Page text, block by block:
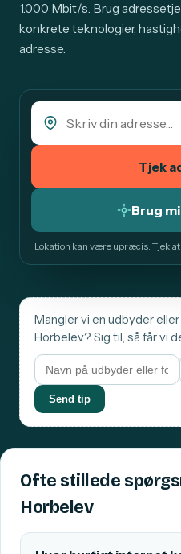
1.000 Mbit/s. Brug
konkrete teknologier,
adresse.
Tjek
Brug
Lokation kan være upræcis. Tjek
Mangler vi en udbyder
Horbelev? Sig til, så får vi
Send tip
Ofte stillede
Horbelev